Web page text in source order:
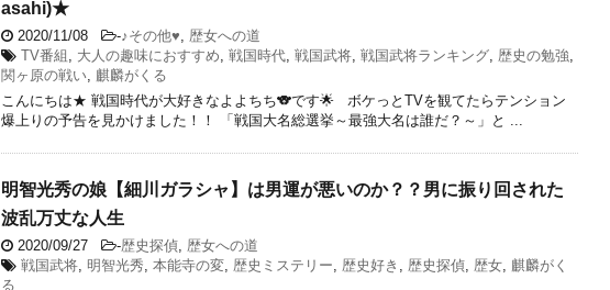
asahi)★
2020/11/08 -♪その他♥, 歴女への道
TV番組 , 大人の趣味におすすめ, 戦国時代, 戦国武将, 戦国武将ランキング, 歴史の勉強,
関ヶ原の戦い, 麒麟がくる
こんにちは★ 戦国時代が大好きなよよちち🐨です🌟 ボケっとTVを観てたらテンション
爆上りの予告を見かけました！！ 「戦国大名総選挙～最強大名は誰だ？～」と ...
明智光秀の娘【細川ガラシャ】は男運が悪いのか？？男に振り回された
波乱万丈な人生
2020/09/27 -歴史探偵, 歴女への道
戦国武将, 明智光秀, 本能寺の変, 歴史ミステリー, 歴史好き , 歴史探偵, 歴女, 麒麟がく
る